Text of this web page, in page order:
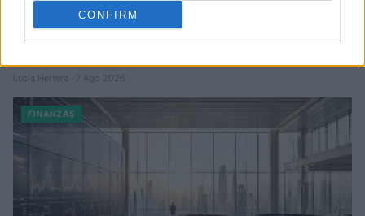
CONFIRM
Cómo la crisis de refino está afectando los precios de la
Lucía Herrera · 7 Ago 2026
FINANZAS